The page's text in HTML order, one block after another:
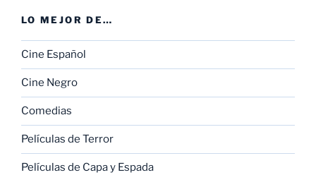
LO MEJOR DE…
Cine Español
Cine Negro
Comedias
Películas de Terror
Películas de Capa y Espada